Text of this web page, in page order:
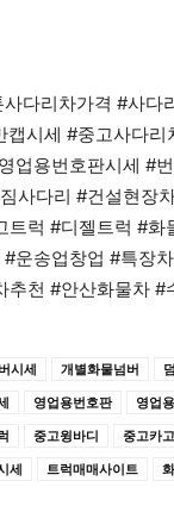
다리차가격 #사다
시세 #중고사다
업용번호판시세 #
사다리 #건설현장
럭 #디젤트럭 #
운송업창업 #특장
천 #안산화물차 #
시세 개별화물넘버
영업용번호판 영업
중고윙바디 중고카
세 트럭매매사이트